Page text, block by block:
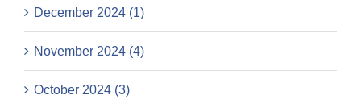
December 2024 (1)
November 2024 (4)
October 2024 (3)